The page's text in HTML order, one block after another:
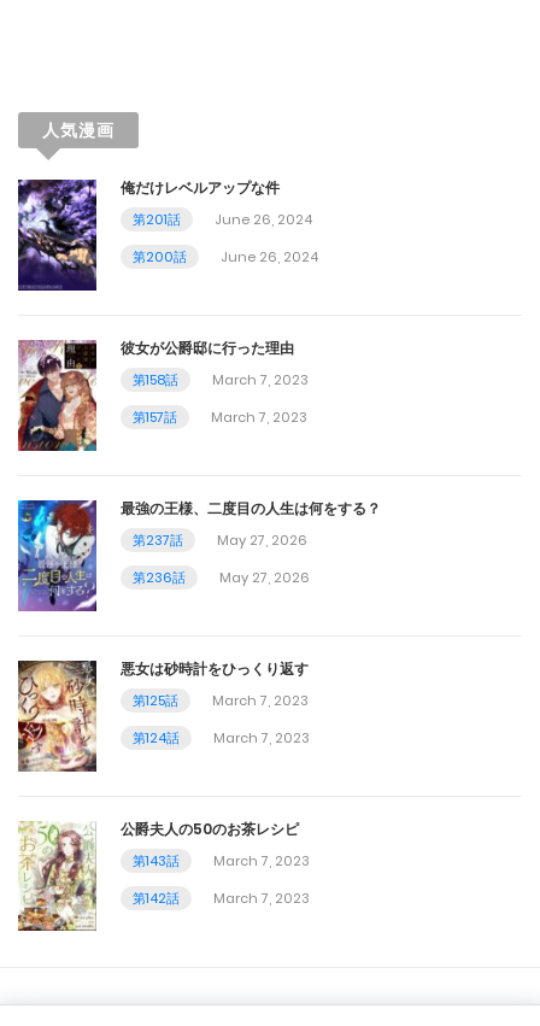
October 7, 2023
第48話
September 25, 2023
September 16, 2023
第46話
September 9, 2023
第45話
September 2, 2023
第44話
第43話
August 12, 2023
August 6, 2023
第41話
人気漫画
俺だけレベルアップな件
第201話
June 26, 2024
第200話
June 26, 2024
彼女が公爵邸に行った理由
第158話
March 7, 2023
第157話
March 7, 2023
最強の王様、二度目の人生は何をする？
第237話
May 27, 2026
第236話
May 27, 2026
悪女は砂時計をひっくり返す
第125話
March 7, 2023
第124話
March 7, 2023
公爵夫人の50のお茶レシピ
第143話
March 7, 2023
第142話
March 7, 2023